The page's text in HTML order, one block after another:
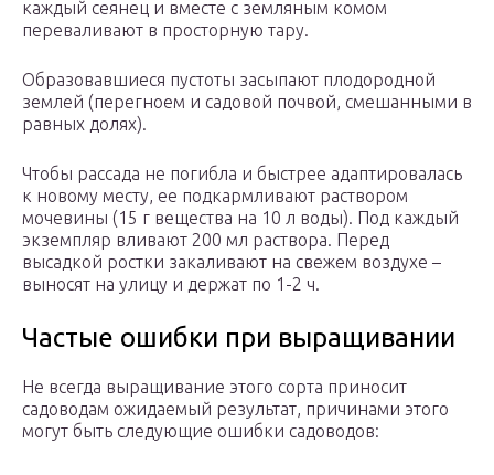
каждый сеянец и вместе с земляным комом
переваливают в просторную тару.
Образовавшиеся пустоты засыпают плодородной
землей (перегноем и садовой почвой, смешанными в
равных долях).
Чтобы рассада не погибла и быстрее адаптировалась
к новому месту, ее подкармливают раствором
мочевины (15 г вещества на 10 л воды). Под каждый
экземпляр вливают 200 мл раствора. Перед
высадкой ростки закаливают на свежем воздухе –
выносят на улицу и держат по 1-2 ч.
Частые ошибки при выращивании
Не всегда выращивание этого сорта приносит
садоводам ожидаемый результат, причинами этого
могут быть следующие ошибки садоводов: